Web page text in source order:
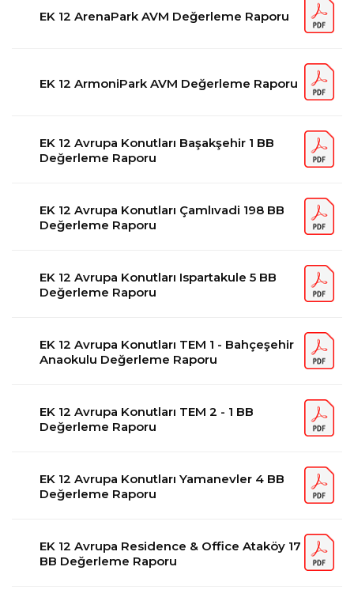
EK 12 ArenaPark AVM Değerleme Raporu
EK 12 ArmoniPark AVM Değerleme Raporu
EK 12 Avrupa Konutları Başakşehir 1 BB
Değerleme Raporu
EK 12 Avrupa Konutları Çamlıvadi 198 BB
Değerleme Raporu
EK 12 Avrupa Konutları Ispartakule 5 BB
Değerleme Raporu
EK 12 Avrupa Konutları TEM 1 - Bahçeşehir
Anaokulu Değerleme Raporu
EK 12 Avrupa Konutları TEM 2 - 1 BB
Değerleme Raporu
EK 12 Avrupa Konutları Yamanevler 4 BB
Değerleme Raporu
EK 12 Avrupa Residence & Office Ataköy 17
BB Değerleme Raporu